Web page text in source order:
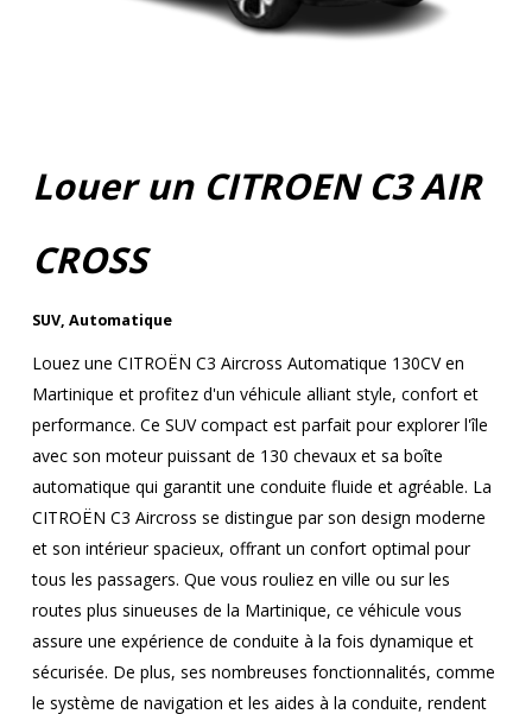
Louer un CITROEN C3 AIR
CROSS
SUV, Automatique
Louez une CITROËN C3 Aircross Automatique 130CV en
Martinique et profitez d'un véhicule alliant style, confort et
performance. Ce SUV compact est parfait pour explorer l'île
avec son moteur puissant de 130 chevaux et sa boîte
automatique qui garantit une conduite fluide et agréable. La
CITROËN C3 Aircross se distingue par son design moderne
et son intérieur spacieux, offrant un confort optimal pour
tous les passagers. Que vous rouliez en ville ou sur les
routes plus sinueuses de la Martinique, ce véhicule vous
assure une expérience de conduite à la fois dynamique et
sécurisée. De plus, ses nombreuses fonctionnalités, comme
le système de navigation et les aides à la conduite, rendent